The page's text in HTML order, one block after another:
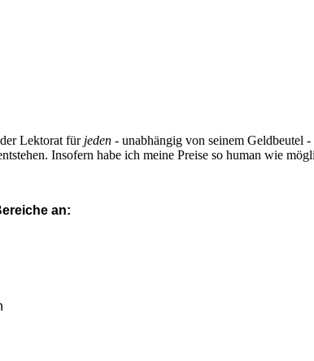
Lektorat fürjeden - unabhängig von seinem Geldbeutel
Insofern habe ich meine Preise so human wie
an: